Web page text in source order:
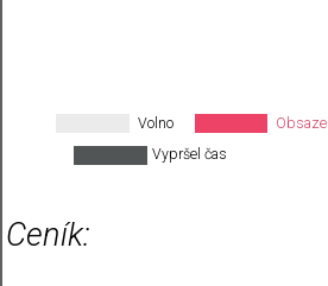
Volno
Vypršel čas
Ceník: